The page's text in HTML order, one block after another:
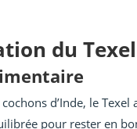
du Texel
d’Inde, le Texel
pour rester en